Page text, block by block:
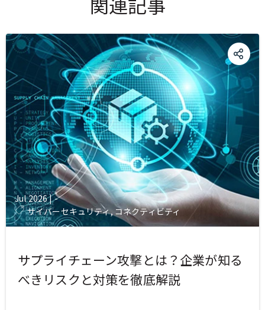
Jul 2026|-
サイバーセキュリティ, コネクティビティ
サプライチェーン攻撃とは？企業が知る
べきリスクと対策を徹底解説